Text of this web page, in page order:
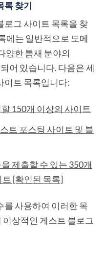
록 찾기
로그 사이트 목록을 찾
에는 일반적으로 도메
양한 틈새 분야의
어 있습니다. 다음은 세
이트 목록입니다:
150개 이상의 사이트
트 포스팅 사이트 및 블
제출할 수 있는 350개
[확인된 목록]
를 사용하여 이러한 목
상적인 게스트 블로그